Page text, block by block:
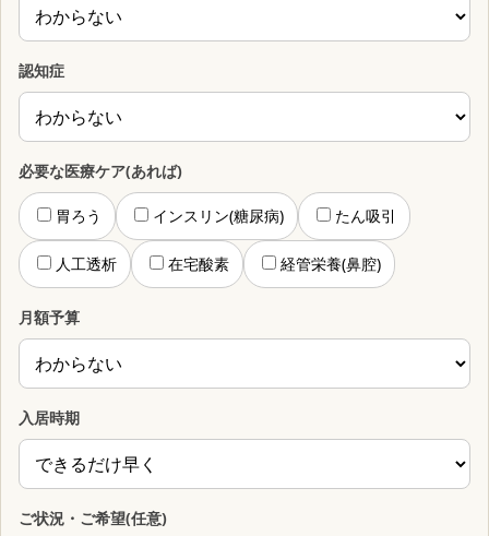
認知症
必要な医療ケア(あれば)
胃ろう インスリン(糖尿病) たん吸引
人工透析 在宅酸素 経管栄養(鼻腔)
月額予算
入居時期
ご状況・ご希望(任意)